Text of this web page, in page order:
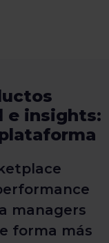
e insights:
managers
forma más